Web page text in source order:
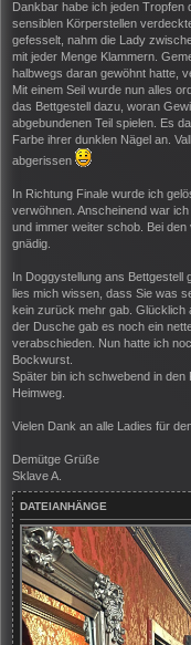
Dankbar habe ich jeden Tropfen
sensiblen Körperstellen
gefesselt, nahm die Lady
mit jeder Menge Klammern.
halbwegs daran gewöhnt hatte,
Mit einem Seil wurde nun alles
das Bettgestell dazu, woran
abgebundenen Teil spielen. Es
Farbe ihrer dunklen Nägel an.
abgerissen
In Richtung Finale wurde ich
verwöhnen. Anscheinend war
und immer weiter schob. Bei
gnädig.
In Doggystellung ans Bettgestell
lies mich wissen, dass Sie was
kein zurück mehr gab. Glücklich
der Dusche gab es noch ein
verabschieden. Nun hatte ich
Bockwurst.
Später bin ich schwebend in
Heimweg.
Vielen Dank an alle Ladies für
Demütge Grüße
Sklave A.
DATEIANHÄNGE